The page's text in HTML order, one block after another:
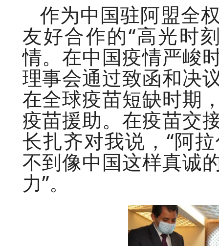
作为中国驻阿盟全
友好合作的“高光时
情。在中国疫情严峻
理事会通过致函和决
在全球疫苗短缺时期
疫苗援助。在疫苗交
长扎齐对我说，“阿
不到像中国这样真诚
力”。